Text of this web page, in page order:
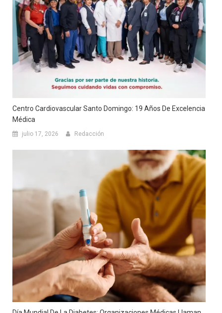
Centro Cardiovascular Santo Domingo: 19 Años De Excelencia
Médica
julio 17, 2026 Redacción